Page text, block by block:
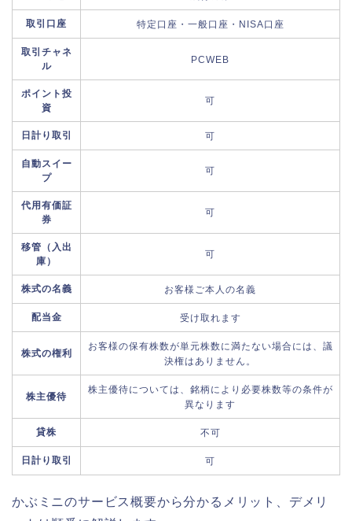
取引口座 特定口座・一般口座・NISA口座
取引チャネ
ル
PCWEB
ポイント投
資
可
日計り取引 可
自動スイー
プ
可
代用有価証
券
可
移管（入出
庫）
可
株式の名義 お客様ご本人の名義
配当金 受け取れます
株式の権利
お客様の保有株数が単元株数に満たない場合には、議
決権はありません。
株主優待
株主優待については、銘柄により必要株数等の条件が
異なります
貸株 不可
日計り取引 可
かぶミニのサービス概要から分かるメリット、デメリ